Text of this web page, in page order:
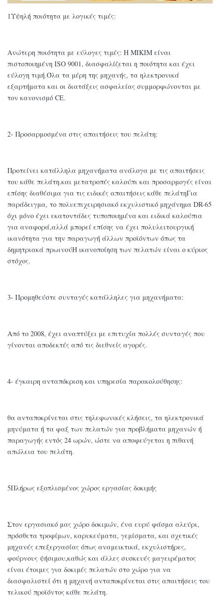
1Υψηλή ποιότητα με λογικές τιμές:
Ανώτερη ποιότητα με εύλογες τιμές: Η MIKIM είναι
πιστοποιημένη ISO 9001, διασφαλίζεται η ποιότητα και έχει
εύλογη τιμή.Όλα τα μέρη της μηχανής, τα ηλεκτρονικά
εξαρτήματα και οι διατάξεις ασφαλείας συμμορφώνονται με
τον κανονισμό CE.
2- Προσαρμοσμένα στις απαιτήσεις του πελάτη:
Προτείνει κατάλληλα μηχανήματα ανάλογα με τις απαιτήσεις
του κάθε πελάτη.και μετατροπές καλούπι και προσαρμογές είναι
επίσης διαθέσιμα για τις ειδικές απαιτήσεις κάθε πελάτηΓια
παράδειγμα, το πολυεπιχειρησιακό εκχυλιστικό μηχάνημα DR-65
όχι μόνο έχει εκατοντάδες τυποποιημένα και ειδικά καλούπια
για αναφορά,αλλά μπορεί επίσης να έχει πολυλειτουργική
ικανότητα για την παραγωγή άλλων προϊόντων όπως τα
δημητριακά πρωινούΗ ικανοποίηση των πελατών είναι ο κύριος
στόχος.
3- Προμηθεύστε συνταγές κατάλληλες για μηχανήματα:
Από το 2008, έχει αναπτύξει με επιτυχία πολλές συνταγές που
γίνονται αποδεκτές από τις διεθνείς αγορές.
4- έγκαιρη ανταπόκριση και υπηρεσία παρακολούθησης:
θα ανταποκρίνεται στις τηλεφωνικές κλήσεις, τα ηλεκτρονικά
μηνύματα ή τα φαξ των πελατών για προβλήματα μηχανών ή
παραγωγής εντός 24 ωρών, ώστε να αποφεύγεται η πιθανή
απώλεια του πελάτη.
5Πλήρως εξοπλισμένος χώρος εργασίας δοκιμής
Στον εργασιακό μας χώρο δοκιμών, ένα ευρύ φάσμα αλεύρι,
πρόσθετα τροφίμων, καρυκεύματα, γεμίσματα, και σχετικές
μηχανές επεξεργασίας όπως αναμεικτικά, εκχυλιστήρες,
φούρνους ψήσιμου,καθώς και άλλες συσκευές μαγειρέματος
είναι έτοιμες για δοκιμές πελατών στο χώρο για να
διασφαλιστεί ότι η μηχανή ανταποκρίνεται στις απαιτήσεις του
τελικού προϊόντος κάθε πελάτη.